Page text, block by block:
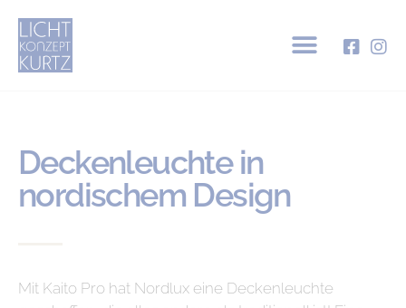
Deckenleuchte in
nordischem Design
Mit Kaito Pro hat Nordlux eine Deckenleuchte